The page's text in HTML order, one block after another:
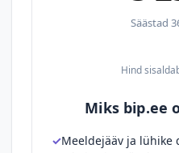
Säästad
Hind
Miks bip.ee
Meeldejääv ja lühike